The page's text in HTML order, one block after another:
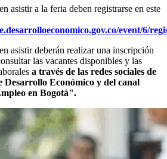
asistir a la feria deben registrarse en este
event/6/
asistir deberán realizar una inscripción
las vacantes disponibles y las
a través de las redes sociales de
Desarrollo Económico y del canal
en Bogotá".